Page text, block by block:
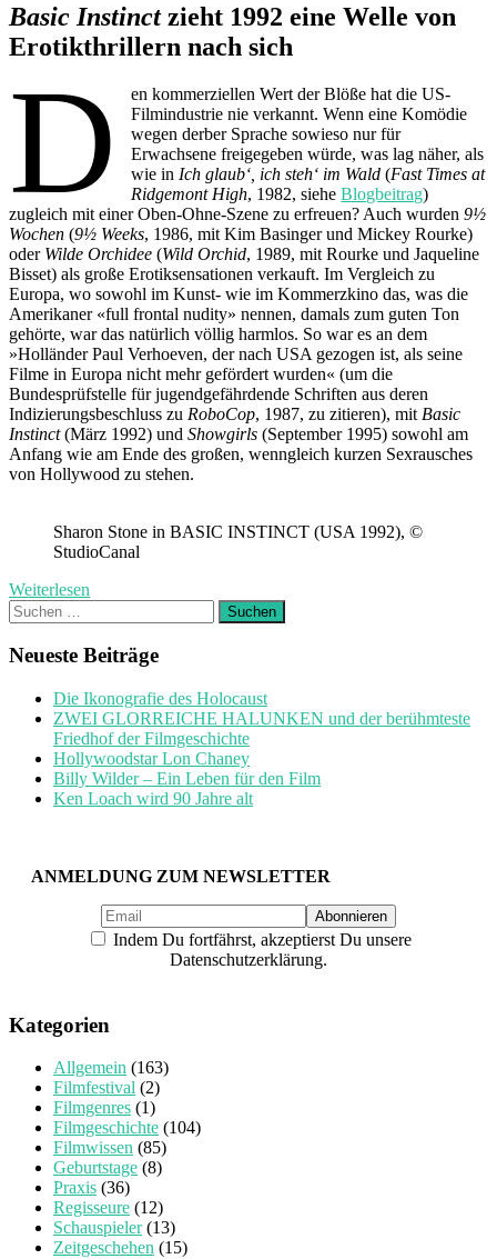
Basic Instinctzieht 1992 eine Welle von
Erotikthrillern nach sich
D
en kommerziellen Wert der Blöße hat die US-
Filmindustrie nie verkannt. Wenn eine Komödie
wegen derber Sprache sowieso nur für
Erwachsene freigegeben würde, was lag näher, als
wie in Ich glaub‘, ich steh‘ im Wald (Fast Times at
Ridgemont High, 1982, sieheBlogbeitrag)
zugleich mit einer Oben-Ohne-Szene zu erfreuen? Auch wurden 9½
Wochen (9½ Weeks, 1986, mit Kim Basinger und Mickey Rourke)
oder Wilde Orchidee (Wild Orchid, 1989, mit Rourke und Jaqueline
Bisset) als große Erotiksensationen verkauft. Im Vergleich zu
Europa, wo sowohl im Kunst- wie im Kommerzkino das, was die
Amerikaner «full frontal nudity» nennen, damals zum guten Ton
gehörte, war das natürlich völlig harmlos. So war es an dem
»Holländer Paul Verhoeven, der nach USA gezogen ist, als seine
Filme in Europa nicht mehr gefördert wurden« (um die
Bundesprüfstelle für jugendgefährdende Schriften aus deren
Indizierungsbeschluss zu RoboCop, 1987, zu zitieren), mit Basic
Instinct(März 1992) und Showgirls (September 1995) sowohl am
Anfang wie am Ende des großen, wenngleich kurzen Sexrausches
von Hollywood zu stehen.
Sharon Stone in BASIC INSTINCT (USA 1992), ©
StudioCanal
Weiterlesen
Suchen
nach:
Neueste Beiträge
Die Ikonografie des Holocaust
ZWEI GLORREICHE HALUNKEN und der berühmteste
Friedhof der Filmgeschichte
Hollywoodstar Lon Chaney
Billy Wilder – Ein Leben für den Film
Ken Loach wird 90 Jahre alt
ANMELDUNG ZUM NEWSLETTER
Indem Du fortfährst, akzeptierst Du unsere
Datenschutzerklärung.
Kategorien
Allgemein (163)
Filmfestival (2)
Filmgenres (1)
Filmgeschichte (104)
Filmwissen (85)
Geburtstage (8)
Praxis (36)
Regisseure (12)
Schauspieler(13)
Zeitgeschehen (15)